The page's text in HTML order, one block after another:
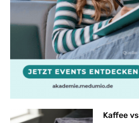
Kaffee